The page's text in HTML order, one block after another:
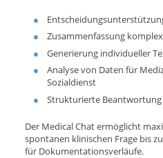
Zusammenfassung
Generierung individueller
Analyse von Daten für
Sozialdienst
Strukturierte
Der Medical Chat ermöglicht
spontanen klinischen Frage bis
für Dokumentationsverläufe.